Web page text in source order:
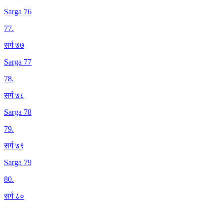
Sarga 76
77.
सर्ग ७७
Sarga 77
78.
सर्ग ७८
Sarga 78
79.
सर्ग ७९
Sarga 79
80.
सर्ग ८०